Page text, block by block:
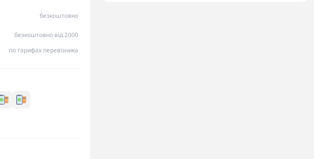
безкоштовно
безкоштовно від 2000
по тарифах перевізника